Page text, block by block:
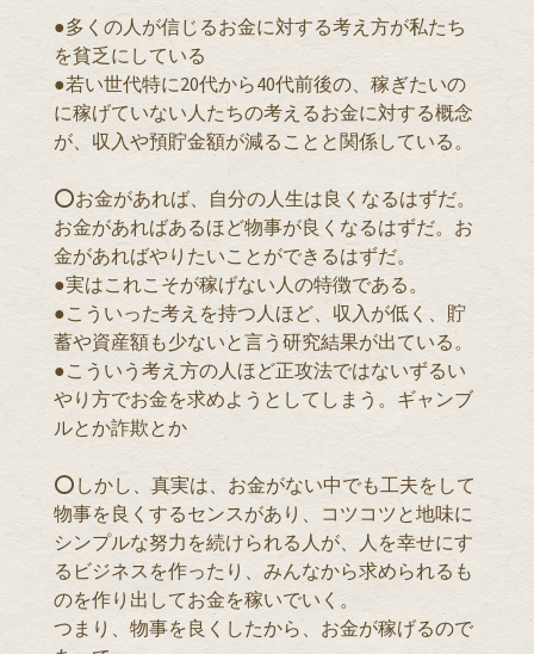
●多くの人が信じるお金に対する考え方が私たち
を貧乏にしている
●若い世代特に20代から40代前後の、稼ぎたいの
に稼げていない人たちの考えるお金に対する概念
が、収入や預貯金額が減ることと関係している。
⭕️お金があれば、自分の人生は良くなるはずだ。
お金があればあるほど物事が良くなるはずだ。お
金があればやりたいことができるはずだ。
●実はこれこそが稼げない人の特徴である。
●こういった考えを持つ人ほど、収入が低く、貯
蓄や資産額も少ないと言う研究結果が出ている。
●こういう考え方の人ほど正攻法ではないずるい
やり方でお金を求めようとしてしまう。ギャンブ
ルとか詐欺とか
⭕️しかし、真実は、お金がない中でも工夫をして
物事を良くするセンスがあり、コツコツと地味に
シンプルな努力を続けられる人が、人を幸せにす
るビジネスを作ったり、みんなから求められるも
のを作り出してお金を稼いでいく。
つまり、物事を良くしたから、お金が稼げるので